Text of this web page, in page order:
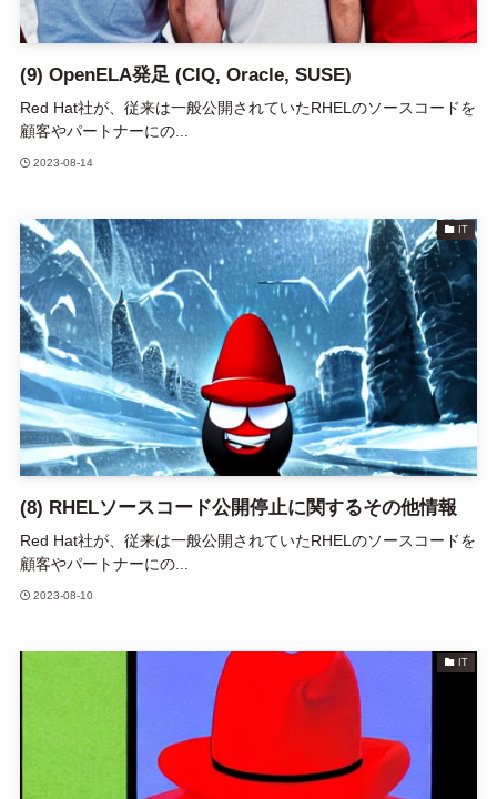
(9) OpenELA発足 (CIQ, Oracle, SUSE)
Red Hat社が、従来は一般公開されていたRHELのソースコードを
顧客やパートナーにの...
2023-08-14
IT
(8) RHELソースコード公開停止に関するその他情報
Red Hat社が、従来は一般公開されていたRHELのソースコードを
顧客やパートナーにの...
2023-08-10
IT